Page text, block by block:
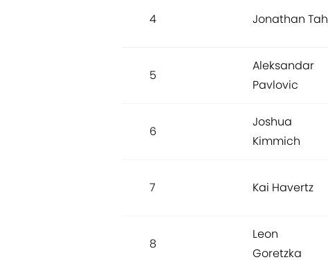
4 Jonathan Tah
5
Aleksandar
Pavlovic
6
Joshua
Kimmich
7 Kai Havertz
8
Leon
Goretzka